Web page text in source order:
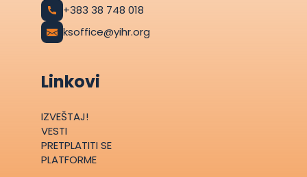
+383 38 748 018
ksoffice@yihr.org
Linkovi
IZVEŠTAJ!
VESTI
PRETPLATITI SE
PLATFORME